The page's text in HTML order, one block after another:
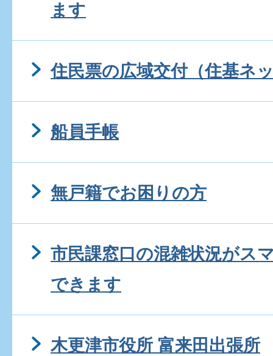
ます
住民票の広域交付（住基ネ
船員手帳
無戸籍でお困りの方
市民課窓口の混雑状況がス
できます
木更津市役所 富来田出張所